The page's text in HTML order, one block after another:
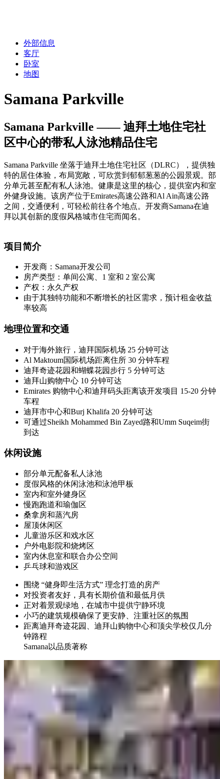
外部信息
客厅
卧室
地图
Samana Parkville
Samana Parkville —— 迪拜土地住宅社
区中心的带私人泳池精品住宅
Samana Parkville 坐落于迪拜土地住宅社区（DLRC），提供独
特的居住体验，布局宽敞，可欣赏到郁郁葱葱的公园景观。部
分单元甚至配有私人泳池。健康是这里的核心，提供室内和室
外健身设施。该房产位于Emirates高速公路和Al Ain高速公路
之间，交通便利，可轻松前往各个地点。开发商Samana在迪
拜以其创新的度假风格城市住宅而闻名。
项目简介
开发商：Samana开发公司
房产类型：单间公寓、1 室和 2 室公寓
产权：永久产权
由于其独特功能和不断增长的社区需求，预计租金收益
率较高
地理位置和交通
对于海外旅行，迪拜国际机场 25 分钟可达
Al Maktoum国际机场距离住所 30 分钟车程
迪拜奇迹花园和蝴蝶花园步行 5 分钟可达
迪拜山购物中心 10 分钟可达
Emirates 购物中心和迪拜码头距离该开发项目 15-20 分钟
车程
迪拜市中心和Burj Khalifa 20 分钟可达
可通过Sheikh Mohammed Bin Zayed路和Umm Suqeim街
到达
休闲设施
部分单元配备私人泳池
度假风格的休闲泳池和泳池甲板
室内和室外健身区
慢跑跑道和瑜伽区
桑拿房和蒸汽房
屋顶休闲区
儿童游乐区和戏水区
户外电影院和烧烤区
室内休息室和联合办公空间
乒乓球和游戏区
围绕 “健身即生活方式” 理念打造的房产
对投资者友好，具有长期价值和最低月供
正对着景观绿地，在城市中提供宁静环境
小巧的建筑规模确保了更安静、注重社区的氛围
距离迪拜奇迹花园、迪拜山购物中心和顶尖学校仅几分
钟路程
Samana以品质著称